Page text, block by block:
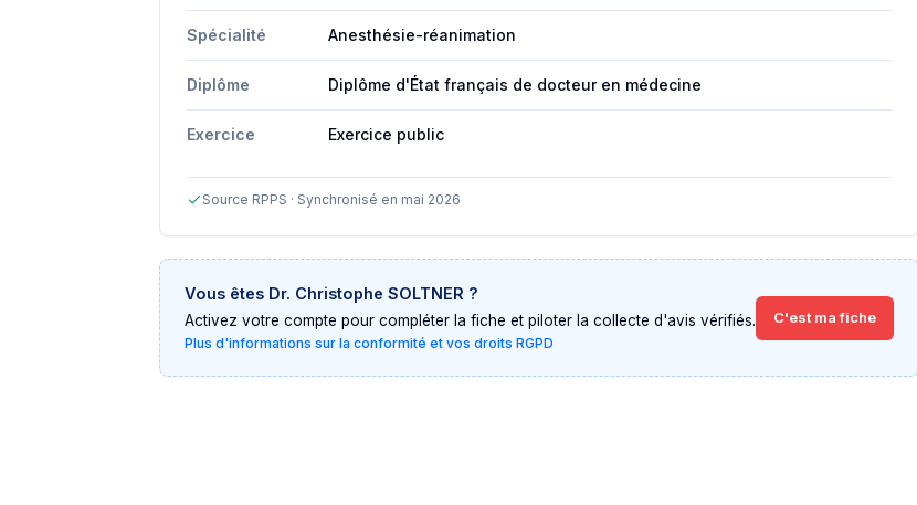
Spécialité Anesthésie-réanimation
Diplôme Diplôme d'État français de docteur en médecine
Exercice Exercice public
Source RPPS · Synchronisé en mai 2026
Vous êtes Dr. Christophe SOLTNER ?
Activez votre compte pour compléter la fiche et piloter la collecte d'avis vérifiés.
Plus d'informations sur la conformité et vos droits RGPD
C'est ma fiche